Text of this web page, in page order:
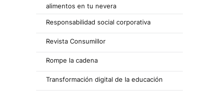
alimentos en tu nevera
Responsabilidad social corporativa
Revista Consumillor
Rompe la cadena
Transformación digital de la educación